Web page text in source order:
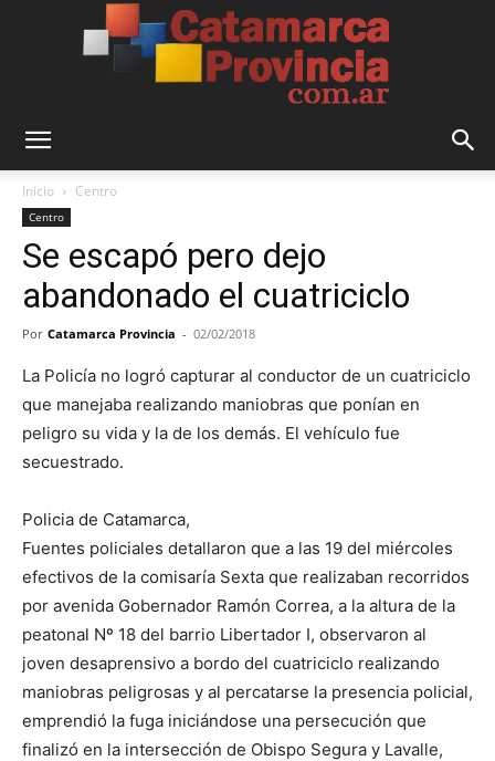
Provincia
Inicio Centro
Centro
Se escapó pero dejo
abandonado el cuatriciclo
Por Catamarca Provincia - 02/02/2018
La Policía no logró capturar al conductor de un cuatriciclo
que manejaba realizando maniobras que ponían en
peligro su vida y la de los demás. El vehículo fue
secuestrado.
Policia de Catamarca,
Fuentes policiales detallaron que a las 19 del miércoles
efectivos de la comisaría Sexta que realizaban recorridos
por avenida Gobernador Ramón Correa, a la altura de la
peatonal Nº 18 del barrio Libertador I, observaron al
joven desaprensivo a bordo del cuatriciclo realizando
maniobras peligrosas y al percatarse la presencia policial,
emprendió la fuga iniciándose una persecución que
finalizó en la intersección de Obispo Segura y Lavalle,